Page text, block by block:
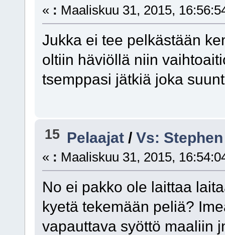
« : Maaliskuu 31, 2015,
Jukka ei tee pelkästään
oltiin häviöllä niin
tsemppasi jätkiä joka
15 Pelaajat /Vs:
« : Maaliskuu 31, 2015,
No ei pakko ole laittaa
kyetä tekemään peliä?
vapauttava syöttö maaliin